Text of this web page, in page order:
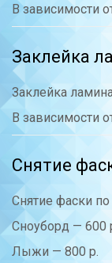
В зависимости
Заклейка
Заклейка
В зависимости
Снятие
Снятие фаски
Сноуборд — 600
Лыжи — 800 р.